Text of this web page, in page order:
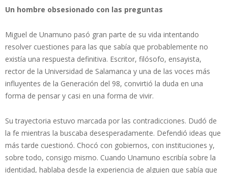
Un hombre obsesionado con las preguntas
Miguel de Unamuno pasó gran parte de su vida intentando
resolver cuestiones para las que sabía que probablemente no
existía una respuesta definitiva. Escritor, filósofo, ensayista,
rector de la Universidad de Salamanca y una de las voces más
influyentes de la Generación del 98, convirtió la duda en una
forma de pensar y casi en una forma de vivir.
Su trayectoria estuvo marcada por las contradicciones. Dudó de
la fe mientras la buscaba desesperadamente. Defendió ideas que
más tarde cuestionó. Chocó con gobiernos, con instituciones y,
sobre todo, consigo mismo. Cuando Unamuno escribía sobre la
identidad, hablaba desde la experiencia de alguien que sabía que